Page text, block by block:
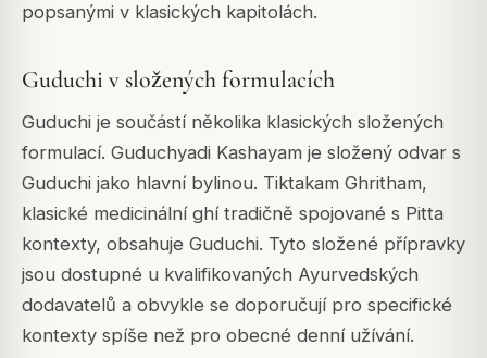
popsanými v klasických kapitolách.
Guduchi v složených formulacích
Guduchi je součástí několika klasických složených
formulací. Guduchyadi Kashayam je složený odvar s
Guduchi jako hlavní bylinou. Tiktakam Ghritham,
klasické medicinální ghí tradičně spojované s Pitta
kontexty, obsahuje Guduchi. Tyto složené přípravky
jsou dostupné u kvalifikovaných Ayurvedských
dodavatelů a obvykle se doporučují pro specifické
kontexty spíše než pro obecné denní užívání.